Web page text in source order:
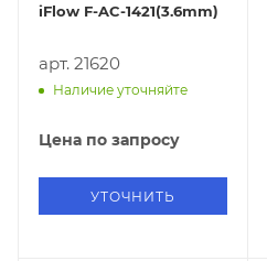
iFlow F-AC-1421(3.6mm)
арт. 21620
Наличие уточняйте
Цена по запросу
УТОЧНИТЬ